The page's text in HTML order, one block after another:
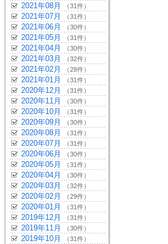
2021年08月 （31件）
2021年07月 （31件）
2021年06月 （30件）
2021年05月 （31件）
2021年04月 （30件）
2021年03月 （32件）
2021年02月 （28件）
2021年01月 （31件）
2020年12月 （31件）
2020年11月 （30件）
2020年10月 （31件）
2020年09月 （30件）
2020年08月 （31件）
2020年07月 （31件）
2020年06月 （30件）
2020年05月 （31件）
2020年04月 （30件）
2020年03月 （32件）
2020年02月 （29件）
2020年01月 （31件）
2019年12月 （31件）
2019年11月 （30件）
2019年10月 （31件）